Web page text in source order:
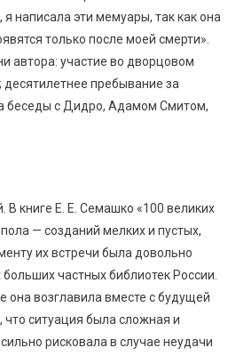
написала эти мемуары, так как она
только после моей смерти».
автора: участие во дворцовом
десятилетнее пребывание за
беседы с Дидро, Адамом Смитом,
В книге Е. Е. Семашко «100 великих
— созданий мелких и пустых,
их встречи была довольно
частных библиотек России.
она возглавила вместе с будущей
что ситуация была сложная и
рисковала в случае неудачи